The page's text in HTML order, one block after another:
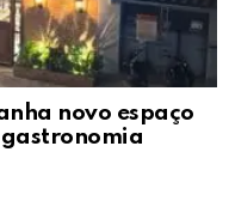
novo espaço
gastronomia